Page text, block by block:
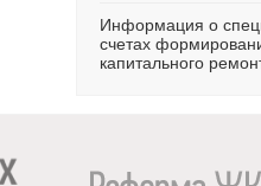
Информация о
счетах
капитального